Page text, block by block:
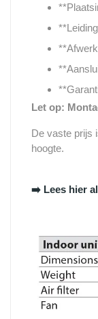
Let op:
De vaste prijs
hoogte.
➡️ Lees hier